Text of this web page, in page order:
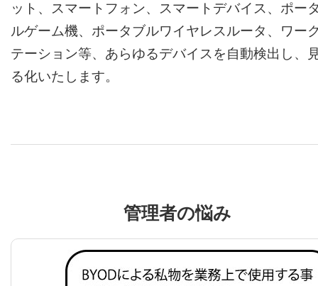
ット、スマートフォン、スマートデバイス、ポー
ルゲーム機、ポータブルワイヤレスルータ、ワー
テーション等、あらゆるデバイスを自動検出し、
る化いたします。
管理者の悩み